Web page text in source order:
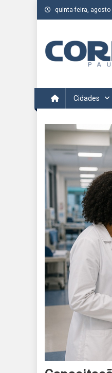
Skip
to
quinta-feira, agosto
Acompanhe as
Cidades